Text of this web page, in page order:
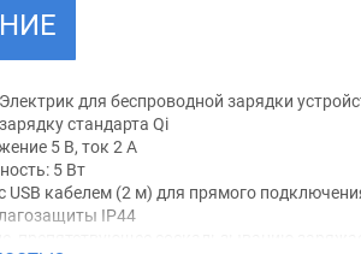
для беспроводной зарядки
стандарта Qi
5 В, ток 2 A
5 Вт
USB кабелем (2 м) для прямого
IP44
препятствующее соскальзыванию